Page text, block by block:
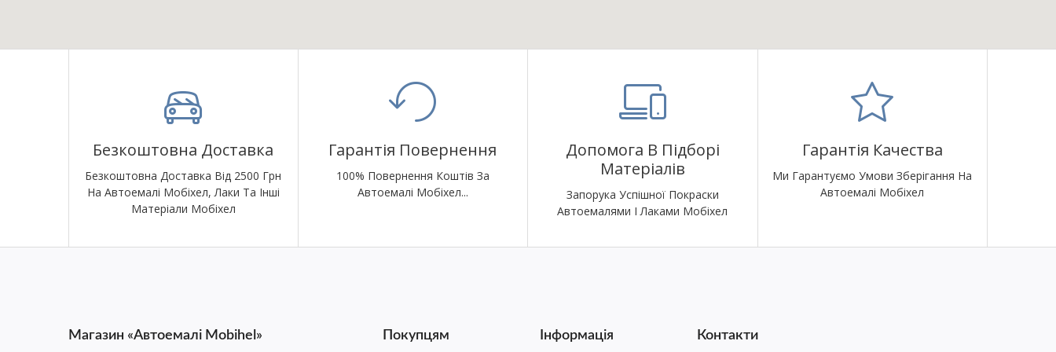
Безкоштовна Доставка
Безкоштовна Доставка Від 2500 Грн
На Автоемалі Мобіхел, Лаки Та Інші
Матеріали Мобіхел
Гарантія Повернення
100% Повернення Коштів За
Автоемалі Мобіхел...
Допомога В Підборі
Матеріалів
Запорука Успішної Покраски
Автоемалями І Лаками Мобіхел
Гарантія Качества
Ми Гарантуємо Умови Зберігання На
Автоемалі Мобіхел
Магазин «Автоемалі Mobihel» Покупцям Інформація Контакти